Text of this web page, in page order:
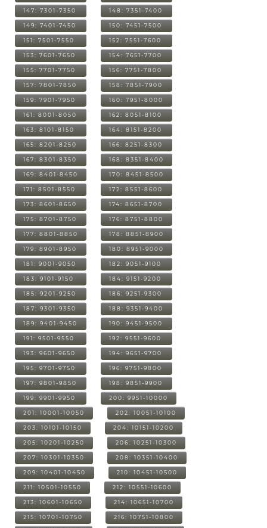
147: 7301-7350 148: 7351-7400
149: 7401-7450 150: 7451-7500
151: 7501-7550 152: 7551-7600
153: 7601-7650 154: 7651-7700
155: 7701-7750 156: 7751-7800
157: 7801-7850 158: 7851-7900
159: 7901-7950 160: 7951-8000
161: 8001-8050 162: 8051-8100
163: 8101-8150 164: 8151-8200
165: 8201-8250 166: 8251-8300
167: 8301-8350 168: 8351-8400
169: 8401-8450 170: 8451-8500
171: 8501-8550 172: 8551-8600
173: 8601-8650 174: 8651-8700
175: 8701-8750 176: 8751-8800
177: 8801-8850 178: 8851-8900
179: 8901-8950 180: 8951-9000
181: 9001-9050 182: 9051-9100
183: 9101-9150 184: 9151-9200
185: 9201-9250 186: 9251-9300
187: 9301-9350 188: 9351-9400
189: 9401-9450 190: 9451-9500
191: 9501-9550 192: 9551-9600
193: 9601-9650 194: 9651-9700
195: 9701-9750 196: 9751-9800
197: 9801-9850 198: 9851-9900
199: 9901-9950 200: 9951-10000
201: 10001-10050 202: 10051-10100
203: 10101-10150 204: 10151-10200
205: 10201-10250 206: 10251-10300
207: 10301-10350 208: 10351-10400
209: 10401-10450 210: 10451-10500
211: 10501-10550 212: 10551-10600
213: 10601-10650 214: 10651-10700
215: 10701-10750 216: 10751-10800